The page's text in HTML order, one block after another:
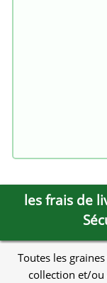
les frais de
Toutes les
collection et/ou